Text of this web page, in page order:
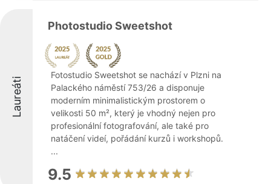
Laureáti
Photostudio Sweetshot
Fotostudio Sweetshot se nachází v Plzni na
Palackého náměstí 753/26 a disponuje
moderním minimalistickým prostorem o
velikosti 50 m², který je vhodný nejen pro
profesionální fotografování, ale také pro
natáčení videí, pořádání kurzů i workshopů.
...
9.5